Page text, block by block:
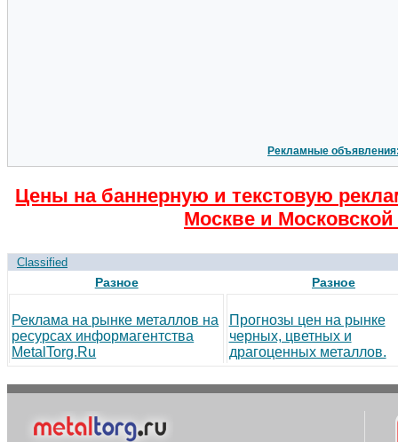
Рекламные
Цены на баннерную и текстовую
Москве и Московской
Classified
Разное
Реклама на рынке металлов на
ресурсах информагентства
MetalTorg.Ru
Разное
Прогнозы цен на рынке
черных, цветных и
драгоценных металлов.